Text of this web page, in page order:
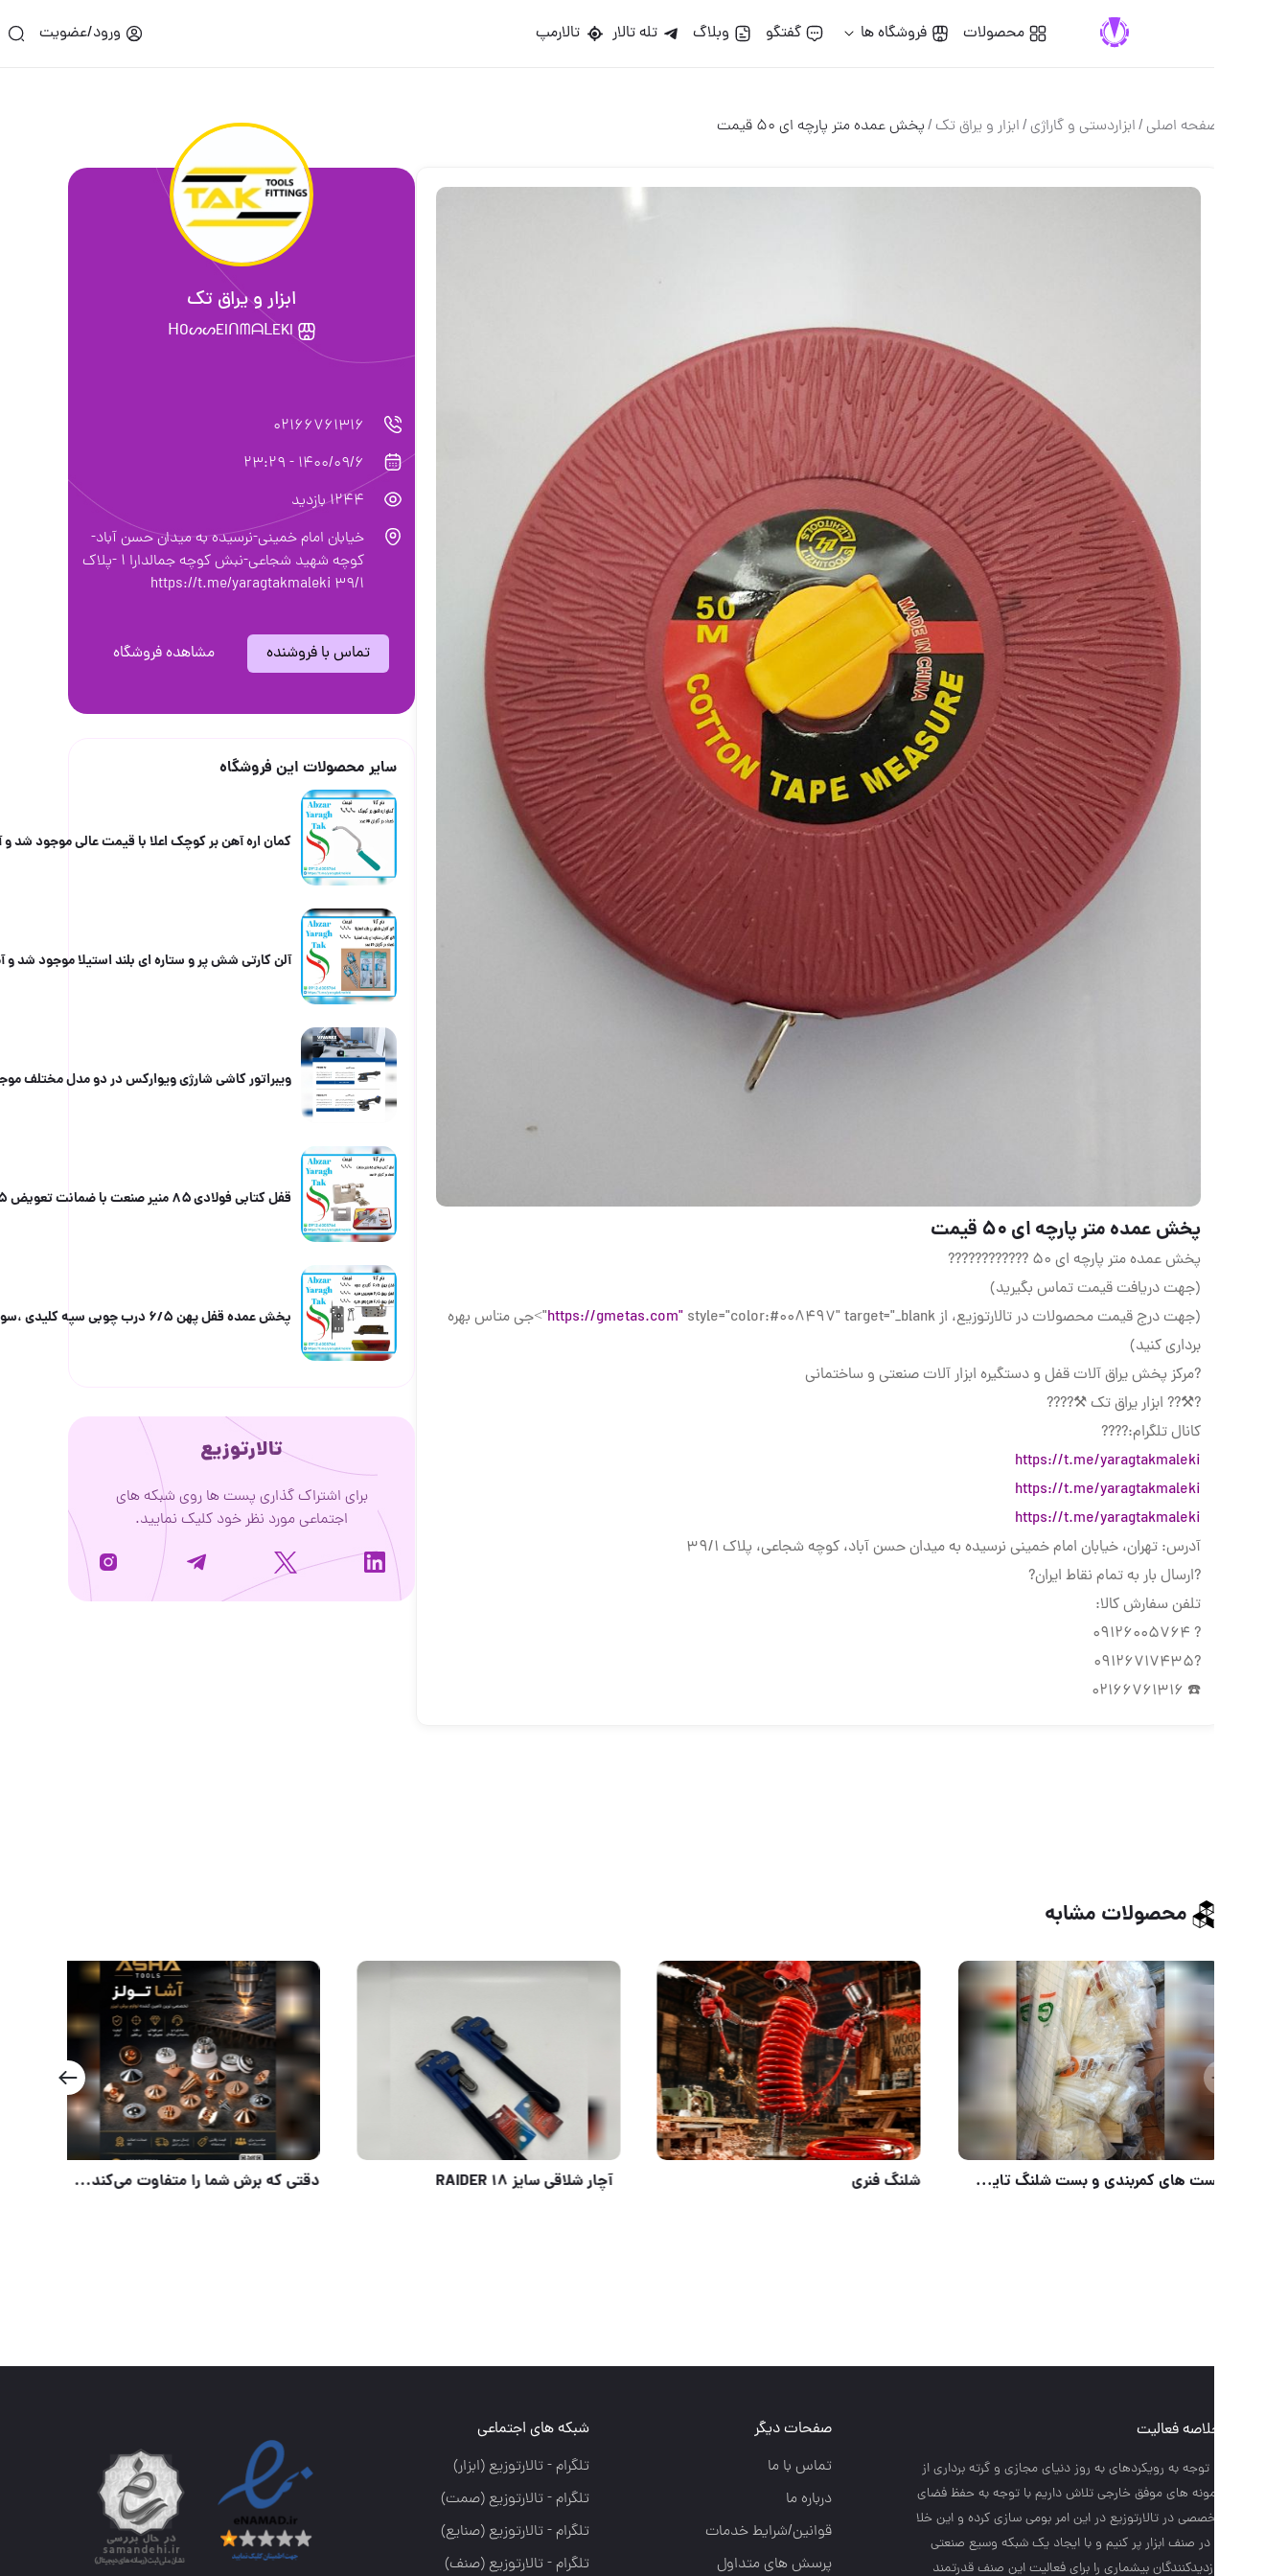
محصولات فروشگاه ها گفتگو وبلاگ تله تالار تالارمپ ورود/عضویت
/ابزاردستی و گاراژی/ابزار و یراق تك/پخش عمده متر پارچه ای ۵۰ قیمت
پخش عمده متر پارچه ای ۵۰ قیمت
پخش عمده متر پارچه ای ۵۰ ????????????
(جهت دریافت قیمت تماس بگیرید)
(جهت درج قیمت محصولات در تالارتوزیع، از
https://gmetas.com"style="color:#008497" target="_blank">جی متاس بهره
?️مرکز پخش یراق آلات قفل و دستگیره ابزار آلات صنعتی و ساختمانی
?⚒?? ابزار یراق تک ⚒????
کانال تلگرام:????
https://t.me/yaragtakmaleki
https://t.me/yaragtakmaleki
https://t.me/yaragtakmaleki
آدرس: تهران، خیابان امام خمینی نرسیده به میدان حسن آباد، کوچه شجاعی، پلاک ۳۹/۱
?ارسال بار به تمام نقاط ایران?
تلفن سفارش کالا:
ابزار و یراق تك
ᕼOᔕᔕEIᑎᗰᗩᒪEKI
02166761316
1400/09/6 - 23:29
خیابان امام خمینی-نرسیده به میدان حسن آباد-
كوچه شهید شجاعی-نبش كوچه جمالدارا ١ -پلاك
تماس با فروشنده مشاهده فروشگاه
سایر محصولات این فروشگاه
کمان اره آهن بر کوچک اعلا با قیمت عالی موجود شد و آماده توزیع
آلن کارتی شش پر و ستاره ای بلند استیلا موجود شد و آماده توزیع
ویبراتور کاشی شارژی ویوارکس در دو مدل مختلف موجود شد و
قفل کتابی فولادی ۸۵ منیر صنعت با ضمانت تعویض ۵ ساله
پخش عمده قفل پهن ۶/۵ درب چوبی سپه کلیدی ،سوییچی و سرویس با ۲ سال گارانتی
تالارتوزیع
برای اشتراک گذاری پست ها روی شبکه های
اجتماعی مورد نظر خود کلیک نمایید.
محصولات مشابه
آچار شلاقی سایز ۱۸ RAIDER دقتی که برش
فعالیت
توجه به رويكردهاي به روز دنياي مجازي و گرته برداري از
هاي موفق خارجي تلاش داريم با توجه به حفظ فضاي
در تالارتوزيع در اين امر بومي سازي كرده و اين خلا
در صنف ابزار پر كنيم و با ايجاد يك شبكه وسيع صنعتي
بيشماري را براي فعاليت اين صنف قدرتمند
صفحات دیگر
قوانین/شرایط خدمات
پرسش های متداول
شبکه های اجتماعی
تلگرام - تالارتوزيع (ابزار)
تلگرام - تالارتوزيع (صمت)
تلگرام - تالارتوزيع (صنايع)
تلگرام - تالارتوزیع (صنف)